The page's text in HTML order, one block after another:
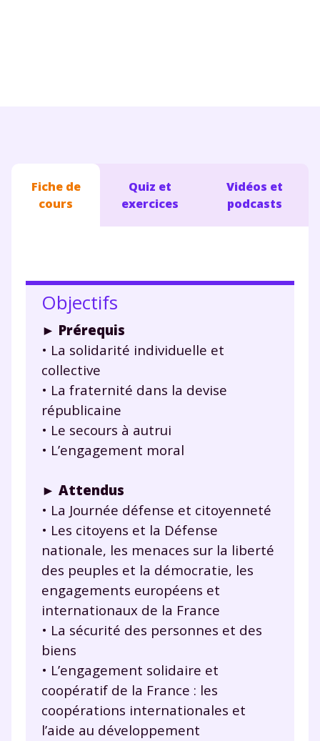
Fiche de
cours
Quiz et
exercices
Vidéos et
podcasts
Objectifs
► Prérequis
• La solidarité individuelle et
collective
• La fraternité dans la devise
républicaine
• Le secours à autrui
• L’engagement moral
► Attendus
• La Journée défense et citoyenneté
• Les citoyens et la Défense
nationale, les menaces sur la liberté
des peuples et la démocratie, les
engagements européens et
internationaux de la France
• La sécurité des personnes et des
biens
• L’engagement solidaire et
coopératif de la France : les
coopérations internationales et
l’aide au développement